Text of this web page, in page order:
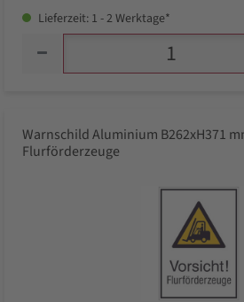
Lieferzeit: 1 - 2 Werktage*
Warnschild Aluminium B262xH371
Flurförderzeuge